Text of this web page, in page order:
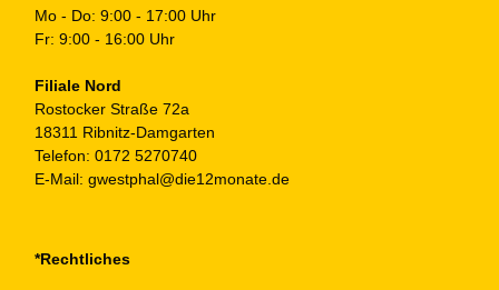
Mo - Do: 9:00 - 17:00 Uhr
Fr: 9:00 - 16:00 Uhr
Filiale Nord
Rostocker Straße 72a
18311 Ribnitz-Damgarten
Telefon: 0172 5270740
E-Mail: gwestphal@die12monate.de
*Rechtliches